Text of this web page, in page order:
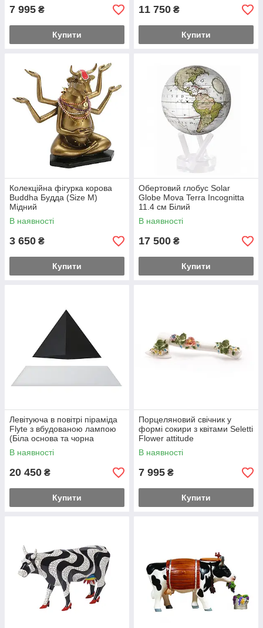
7 995 ₴
Купити
11 750 ₴
Купити
Колекційна фігурка корова
Buddha Будда (Size М)
Мідний
В наявності
3 650 ₴
Купити
Обертовий глобус Solar
Globe Mova Terra Incognitta
11.4 см Білий
В наявності
17 500 ₴
Купити
Левітуюча в повітрі піраміда
Flyte з вбудованою лампою
(Біла основа та чорна
піраміда)
В наявності
20 450 ₴
Купити
Порцеляновий свічник у
формі сокири з квітами Seletti
Flower attitude
В наявності
7 995 ₴
Купити